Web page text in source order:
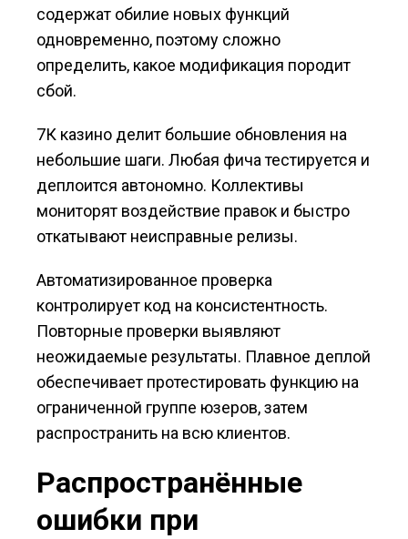
содержат обилие новых функций
одновременно, поэтому сложно
определить, какое модификация породит
сбой.
7К казино делит большие обновления на
небольшие шаги. Любая фича тестируется и
деплоится автономно. Коллективы
мониторят воздействие правок и быстро
откатывают неисправные релизы.
Автоматизированное проверка
контролирует код на консистентность.
Повторные проверки выявляют
неожидаемые результаты. Плавное деплой
обеспечивает протестировать функцию на
ограниченной группе юзеров, затем
распространить на всю клиентов.
Распространённые
ошибки при